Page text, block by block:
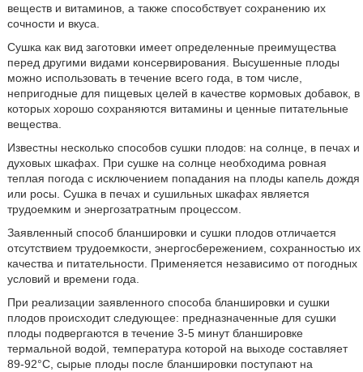
веществ и витаминов, а также способствует сохранению их
сочности и вкуса.
Сушка как вид заготовки имеет определенные преимущества
перед другими видами консервирования. Высушенные плоды
можно использовать в течение всего года, в том числе,
непригодные для пищевых целей в качестве кормовых добавок, в
которых хорошо сохраняются витамины и ценные питательные
вещества.
Известны несколько способов сушки плодов: на солнце, в печах и
духовых шкафах. При сушке на солнце необходима ровная
теплая погода с исключением попадания на плоды капель дождя
или росы. Сушка в печах и сушильных шкафах является
трудоемким и энергозатратным процессом.
Заявленный способ бланшировки и сушки плодов отличается
отсутствием трудоемкости, энергосбережением, сохранностью их
качества и питательности. Применяется независимо от погодных
условий и времени года.
При реализации заявленного способа бланшировки и сушки
плодов происходит следующее: предназначенные для сушки
плоды подвергаются в течение 3-5 минут бланшировке
термальной водой, температура которой на выходе составляет
89-92°С, сырые плоды после бланшировки поступают на